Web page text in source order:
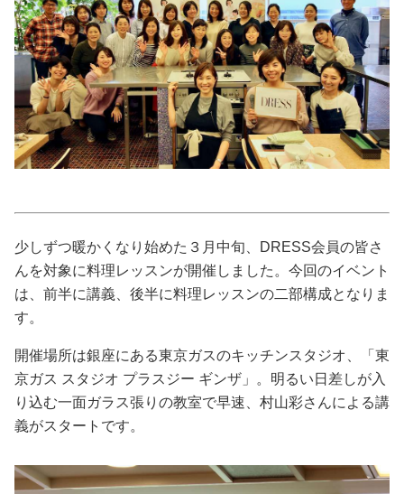
妊娠/出産/家族
ココロ/カラダ
グルメ
トラベル
占い
ゲーム
少しずつ暖かくなり始めた３月中旬、DRESS会員の皆さ
んを対象に料理レッスンが開催しました。今回のイベント
は、前半に講義、後半に料理レッスンの二部構成となりま
す。
開催場所は銀座にある東京ガスのキッチンスタジオ、「東
京ガス スタジオ プラスジー ギンザ」。明るい日差しが入
り込む一面ガラス張りの教室で早速、村山彩さんによる講
義がスタートです。